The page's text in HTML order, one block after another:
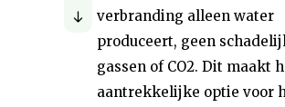
verbranding alleen water
produceert, geen
gassen of CO2. Dit maakt
aantrekkelijke optie voor